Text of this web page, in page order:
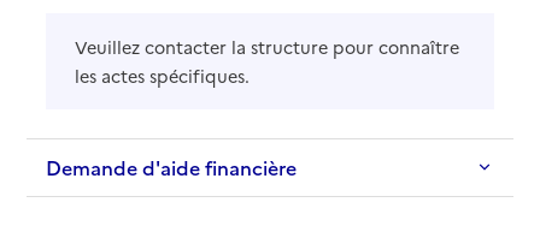
Veuillez contacter la structure pour connaître
les actes spécifiques.
Demande d'aide financière